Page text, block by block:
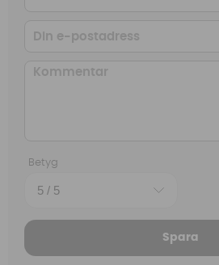
Betyg
Spara